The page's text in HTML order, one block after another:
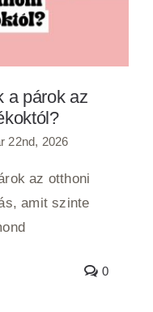
a párok az
22nd, 2026
az otthoni
amit szinte
0